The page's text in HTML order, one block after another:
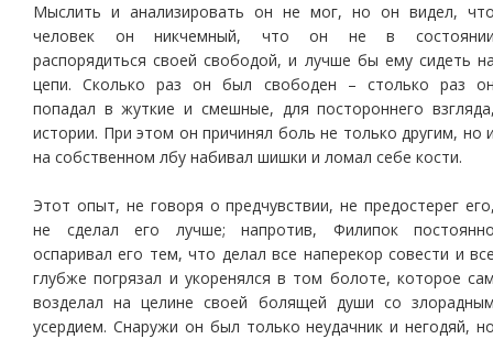
Мыслить и анализировать он не мог, но он видел,
человек он никчемный, что он не в
распорядиться своей свободой, и лучше бы ему сидеть
цепи. Сколько раз он был свободен – столько раз
попадал в жуткие и смешные, для постороннего
истории. При этом он причинял боль не только другим, но
на собственном лбу набивал шишки и ломал себе кости.
Этот опыт, не говоря о предчувствии, не предостерег
не сделал его лучше; напротив, Филипок
оспаривал его тем, что делал все наперекор совести и
глубже погрязал и укоренялся в том болоте, которое
возделал на целине своей болящей души со
усердием. Снаружи он был только неудачник и негодяй,